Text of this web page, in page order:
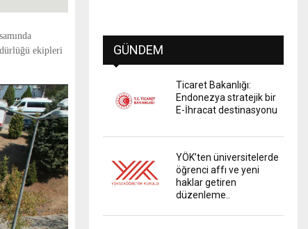
ekipleri
GÜNDEM
Ticaret Bakanlığı:
Endonezya stratejik bir
E-İhracat destinasyonu
YÖK’ten üniversitelerde
öğrenci affı ve yeni
haklar getiren
düzenleme..